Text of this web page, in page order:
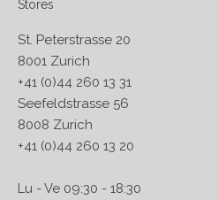
Stores
St. Peterstrasse 20
8001 Zurich
+41 (0)44 260 13 31
Seefeldstrasse 56
8008 Zurich
+41 (0)44 260 13 20
Lu - Ve 09:30 - 18:30